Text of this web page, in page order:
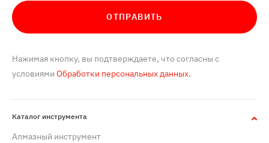
ОТПРАВИТЬ
Нажимая кнопку, вы подтверждаете, что согласны с
условиями Обработки персональных данных.
Каталог инструмента
Алмазный инструмент